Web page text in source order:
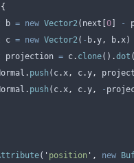
{
b = new Vector2 ( next [0] -
c = new Vector2 ( - b.y , b. x)
projection = c. clone() .dot (
. push ( c. x , c.y ,
. push ( c. x , c.y , -
( ' position ' , new